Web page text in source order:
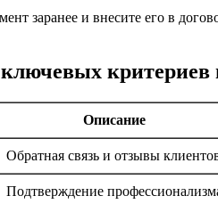
заранее и внесите его в
Описание
Обратная связь и отзывы
Подтверждение